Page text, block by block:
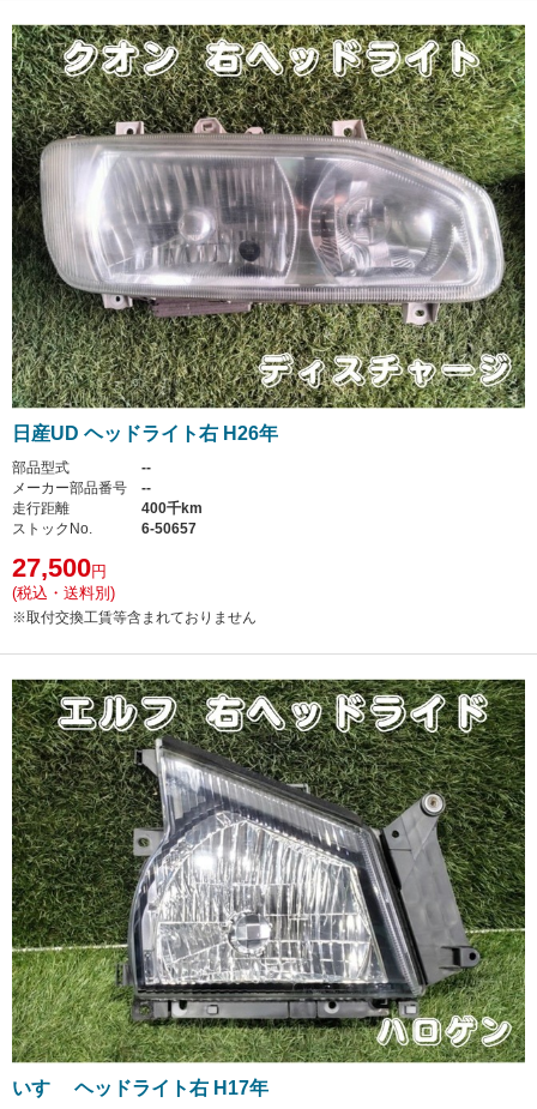
日産UD ヘッドライト右 H26年
部品型式
--
メーカー部品番号
--
走行距離
400千km
ストックNo.
6-50657
27,500円
(税込・送料別)
※取付交換工賃等含まれておりません
いすゞ ヘッドライト右 H17年